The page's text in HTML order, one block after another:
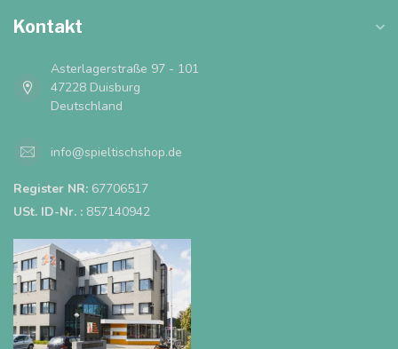
Kontakt
Asterlagerstraße 97 - 101
47228 Duisburg
Deutschland
info@spieltischshop.de
Register NR: 67706517
USt. ID-Nr. : 857140942